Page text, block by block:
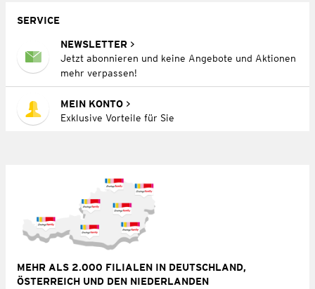
SERVICE
NEWSLETTER
Jetzt abonnieren und keine Angebote und Aktionen
mehr verpassen!
MEIN KONTO
Exklusive Vorteile für Sie
MEHR ALS 2.000 FILIALEN IN DEUTSCHLAND,
ÖSTERREICH UND DEN NIEDERLANDEN